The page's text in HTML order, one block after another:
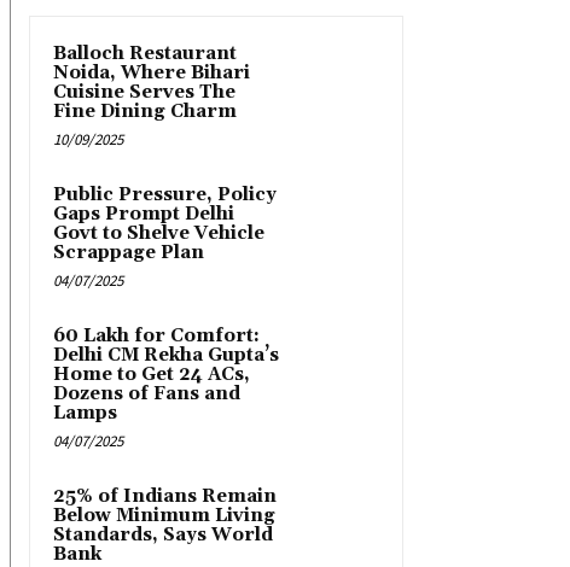
Balloch Restaurant
Noida, Where Bihari
Cuisine Serves The
Fine Dining Charm
10/09/2025
Public Pressure, Policy
Gaps Prompt Delhi
Govt to Shelve Vehicle
Scrappage Plan
04/07/2025
₹60 Lakh for Comfort:
Delhi CM Rekha Gupta’s
Home to Get 24 ACs,
Dozens of Fans and
Lamps
04/07/2025
25% of Indians Remain
Below Minimum Living
Standards, Says World
Bank